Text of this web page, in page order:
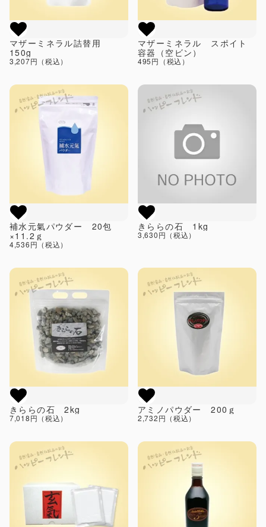
マザーミネラル詰替用
150g
3,207円（税込）
マザーミネラル スポイト
容器（空ビン）
495円（税込）
補水元氣パウダー 20包
×11.2ｇ
4,536円（税込）
きららの石 1kg
3,630円（税込）
きららの石 2kg
7,018円（税込）
アミノパウダー 200ｇ
2,732円（税込）